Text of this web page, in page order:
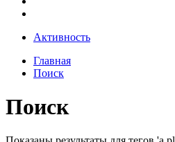
Активность
Главная
Поиск
Поиск